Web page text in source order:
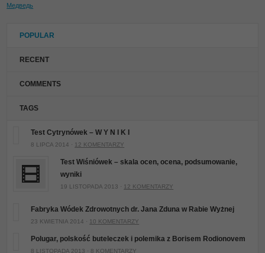
Медведь
POPULAR
RECENT
COMMENTS
TAGS
Test Cytrynówek – W Y N I K I
8 LIPCA 2014 · 12 KOMENTARZY
Test Wiśniówek – skala ocen, ocena, podsumowanie,
wyniki
19 LISTOPADA 2013 · 12 KOMENTARZY
Fabryka Wódek Zdrowotnych dr. Jana Zduna w Rabie Wyżnej
23 KWIETNIA 2014 · 10 KOMENTARZY
Polugar, polskość buteleczek i polemika z Borisem Rodionovem
8 LISTOPADA 2013 · 8 KOMENTARZY